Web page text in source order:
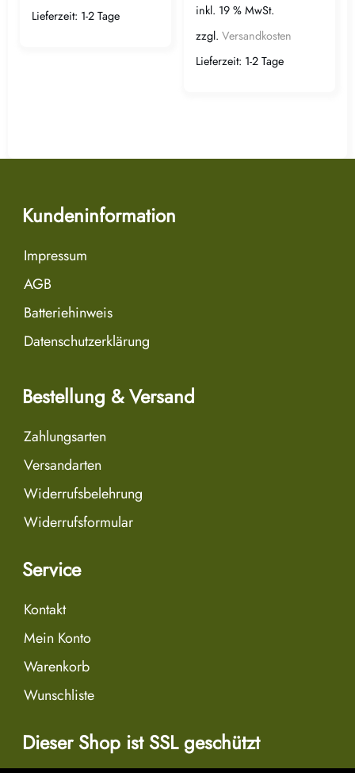
Lieferzeit: 1-2 Tage
inkl. 19 % MwSt.
zzgl. Versandkosten
Lieferzeit: 1-2 Tage
Kundeninformation
Impressum
AGB
Batteriehinweis
Datenschutzerklärung
Bestellung & Versand
Zahlungsarten
Versandarten
Widerrufsbelehrung
Widerrufsformular
Service
Kontakt
Mein Konto
Warenkorb
Wunschliste
Dieser Shop ist SSL geschützt